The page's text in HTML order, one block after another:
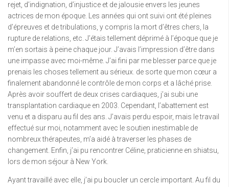
rejet, d’indignation, d’injustice et de jalousie envers les jeunes
actrices de mon époque. Les années qui ont suivi ont été pleines
d’épreuves et de tribulations, y compris la mort d’êtres chers, la
rupture de relations, etc. J’étais tellement déprimé à l’époque que je
m’en sortais à peine chaque jour. J’avais l’impression d’être dans
une impasse avec moi-même. J’ai fini par me blesser parce que je
prenais les choses tellement au sérieux. de sorte que mon cœur a
finalement abandonné le contrôle de mon corps et a lâché prise.
Après avoir souffert de deux crises cardiaques, j’ai subi une
transplantation cardiaque en 2003. Cependant, l’abattement est
venu et a disparu au fil des ans. J’avais perdu espoir, mais le travail
effectué sur moi, notamment avec le soutien inestimable de
nombreux thérapeutes, m’a aidé à traverser les phases de
changement. Enfin, j’ai pu rencontrer Céline, praticienne en shiatsu,
lors de mon séjour à New York.
Ayant travaillé avec elle, j’ai pu boucler un cercle important. Au fil du